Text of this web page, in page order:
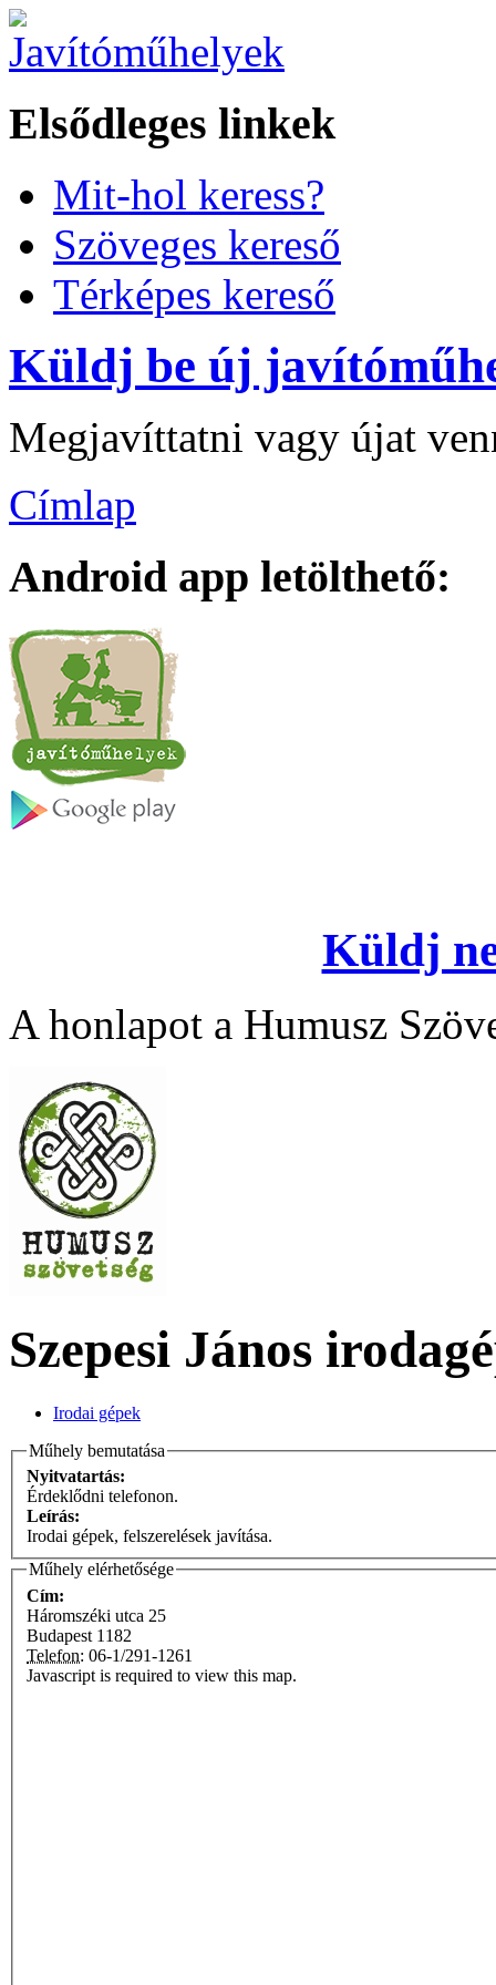
Elsődleges linkek
Mit-hol keress?
Szöveges kereső
Térképes kereső
Küldj be új
Megjavíttatni vagy újat
Címlap
Android app letölthető:
Küldj
A honlapot a Humusz
Szepesi János
Irodai gépek
Műhely bemutatása
Nyitvatartás:
Érdeklődni telefonon.
Leírás:
Irodai gépek, felszerelések javítása.
Műhely elérhetősége
Cím:
Háromszéki utca 25
Budapest 1182
Telefon: 06-1/291-1261
Javascript is required to view this map.